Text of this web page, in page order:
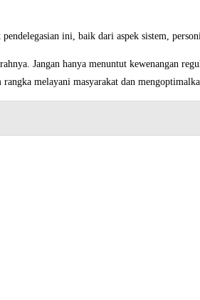
ini, baik dari aspek sistem,
Jangan hanya menuntut kewenangan
melayani masyarakat dan